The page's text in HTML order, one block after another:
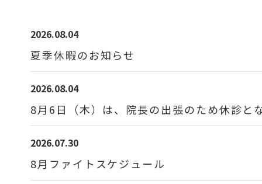
2026.08.04
夏季休暇のお知らせ
2026.08.04
8月6日（木）は、院長の出張のため休診とな
2026.07.30
8月ファイトスケジュール